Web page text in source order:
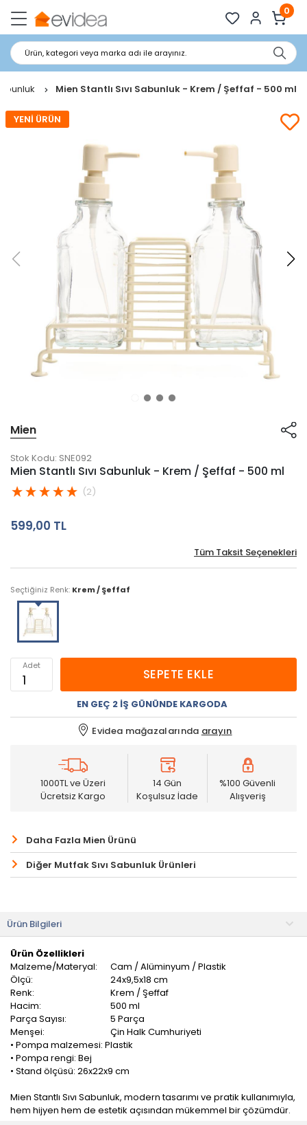
0
Ürün, kategori veya marka adı ile arayınız.
Mien Stantlı Sıvı Sabunluk - Krem / Şeffaf - 500 ml
YENİ ÜRÜN
Mien
Stok Kodu: SNE092
Mien Stantlı Sıvı Sabunluk - Krem / Şeffaf - 500 ml
(2)
599,00 TL
Tüm Taksit Seçenekleri
Seçtiğiniz Renk: Krem / Şeffaf
Adet
SEPETE EKLE
EN GEÇ 2 İŞ GÜNÜNDE KARGODA
Evidea mağazalarında arayın
1000TL ve Üzeri
Ücretsiz Kargo
14 Gün
Koşulsuz İade
%100 Güvenli
Alışveriş
Daha Fazla Mien Ürünü
Diğer Mutfak Sıvı Sabunluk Ürünleri
Ürün Bilgileri
Ürün Özellikleri
Malzeme/Materyal:
Cam / Alüminyum / Plastik
Ölçü:
24x9,5x18 cm
Renk:
Krem / Şeffaf
Hacim:
500 ml
Parça Sayısı:
5 Parça
Menşei:
Çin Halk Cumhuriyeti
• Pompa malzemesi: Plastik
• Pompa rengi: Bej
• Stand ölçüsü: 26x22x9 cm
Mien Stantlı Sıvı Sabunluk, modern tasarımı ve pratik kullanımıyla,
hem hijyen hem de estetik açısından mükemmel bir çözümdür.